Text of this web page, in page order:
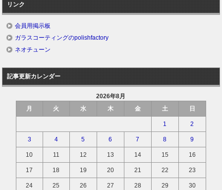
リンク
会員用掲示板
ガラスコーティングのpolishfactory
ネオチューン
記事更新カレンダー
2026年8月
月
火 水 木 金 土 日
1 2
3 4 5 6 7 8 9
10 11 12 13 14 15 16
17 18 19 20 21 22 23
24 25 26 27 28 29 30